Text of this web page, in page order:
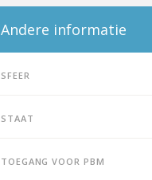
Andere informatie
Sfeer
Staat
Toegang voor PBM